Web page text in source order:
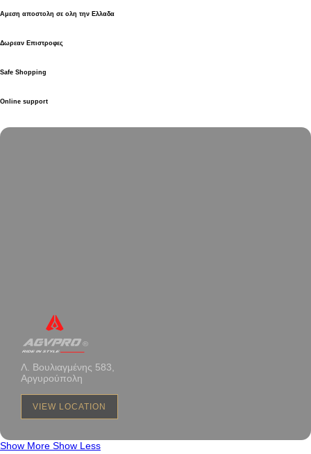
Αμεση αποστολη σε ολη την Ελλαδα
Δωρεαν Επιστροφες
Safe Shopping
Online support
Λ. Βουλιαγμένης 583,
Αργυρούπολη
VIEW LOCATION
Show More Show Less